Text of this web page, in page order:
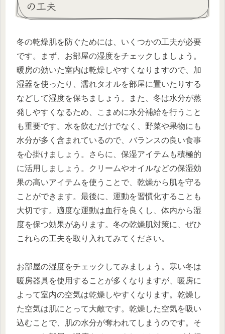
の工夫
冬の乾燥肌を防ぐためには、いくつかの工夫が必要
です。まず、お部屋の湿度をチェックしましょう。
暖房の効いた室内は乾燥しやすくなりますので、加
湿器を使ったり、濡れタオルを部屋に置いたりする
などして湿度を保ちましょう。また、冬は水分が蒸
発しやすくなるため、こまめに水分補給を行うこと
も重要です。水を飲むだけでなく、野菜や果物にも
水分が多く含まれているので、バランスの良い食事
を心掛けましょう。さらに、保湿アイテムも積極的
に活用しましょう。クリームやオイルなどの保湿効
果の高いアイテムを使うことで、乾燥から肌を守る
ことができます。最後に、運動を習慣化することも
大切です。適度な運動は血行を良くし、体内から湿
度を保つ効果があります。冬の乾燥肌対策に、ぜひ
これらの工夫を取り入れてみてください。
お部屋の湿度をチェックしてみましょう。寒い冬は
暖房器具を使用することが多くなりますが、暖房に
よって室内の空気は乾燥しやすくなります。乾燥し
た空気は肌にとって大敵です。乾燥した空気を吸い
込むことで、肌の水分が奪われてしまうのです。そ